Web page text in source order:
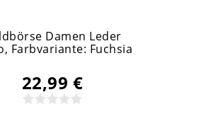
Damen Leder
, Farbvariante: Fuchsia
22,99 €